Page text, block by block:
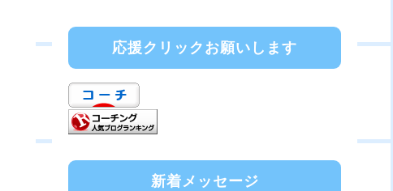
応援クリックお願いします
新着メッセージ